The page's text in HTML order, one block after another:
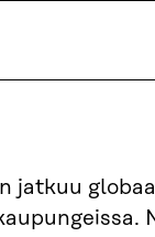
jatkuu